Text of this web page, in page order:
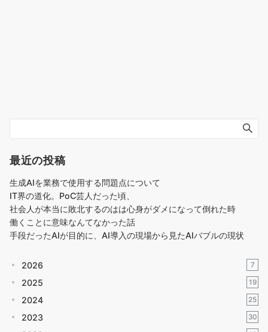
最近の投稿
生成AIを業務で使用する問題点について
IT界の道化。PoC芸人だった頃、
社会人が本当に敗北するのはは心身がダメになって倒れた時
働くことに意味なんてなかった話
手段だったAIが目的に、AI導入の現場から見たAIバブルの現状
2026 7
2025 19
2024 25
2023 30